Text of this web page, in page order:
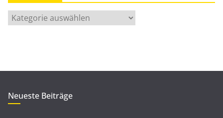
t
h
v
a
i
Neueste Beiträge